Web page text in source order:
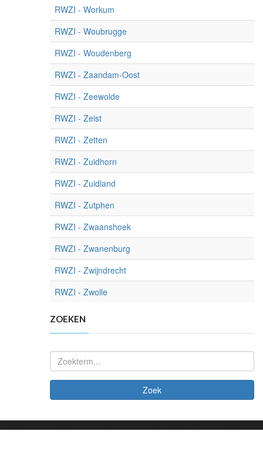
RWZI - Workum
RWZI - Woubrugge
RWZI - Woudenberg
RWZI - Zaandam-Oost
RWZI - Zeewolde
RWZI - Zeist
RWZI - Zetten
RWZI - Zuidhorn
RWZI - Zuidland
RWZI - Zutphen
RWZI - Zwaanshoek
RWZI - Zwanenburg
RWZI - Zwijndrecht
RWZI - Zwolle
ZOEKEN